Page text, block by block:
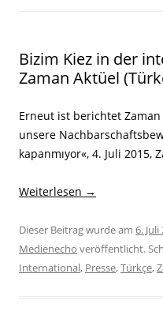
Bizim Kiez in der
Zaman Aktüel
Erneut ist berichtet
unsere
kapanmıyor«, 4. Juli 2015,
Weiterlesen →
Dieser Beitrag wurde am 6. Juli
Medienecho veröffentlicht.
International, Presse,Türkçe,